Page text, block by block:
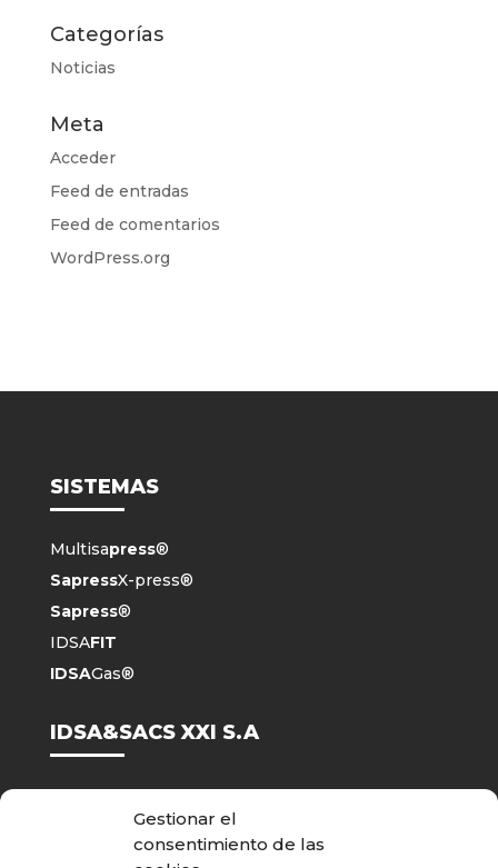
Gestionar el
consentimiento de las
Categorías
Noticias
Meta
Acceder
Feed de entradas
Feed de comentarios
WordPress.org
SISTEMAS
Multisapress®
SapressX-press®
Sapress®
IDSAFIT
IDSAGas®
IDSA&SACS XXI S.A
Nosotros
Descargas